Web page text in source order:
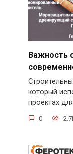
Важность
который
проектах
0